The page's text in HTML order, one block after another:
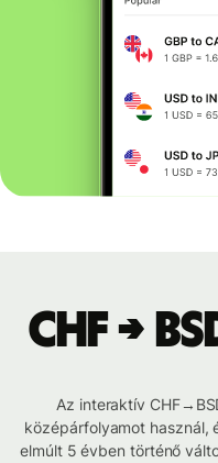
CHF →
Az interaktív
középárfolyamot használ,
elmúlt 5 évben történő